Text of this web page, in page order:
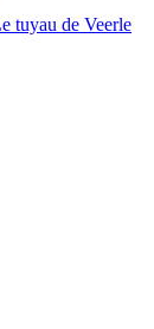
de Veerle